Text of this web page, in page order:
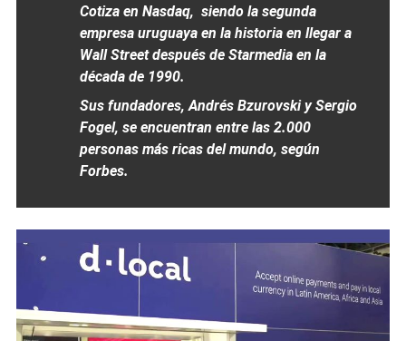
Cotiza en Nasdaq, siendo la segunda
empresa uruguaya en la historia en llegar a
Wall Street después de Starmedia en la
década de 1990.
Sus fundadores, Andrés Bzurovski y Sergio
Fogel, se encuentran entre las 2.000
personas más ricas del mundo, según
Forbes.